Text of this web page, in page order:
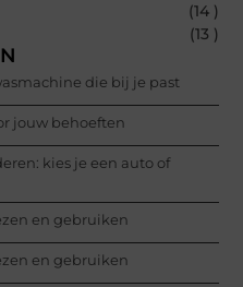
(14 )
(13 )
die bij je past
jouw behoeften
kies je een auto of
en gebruiken
en gebruiken